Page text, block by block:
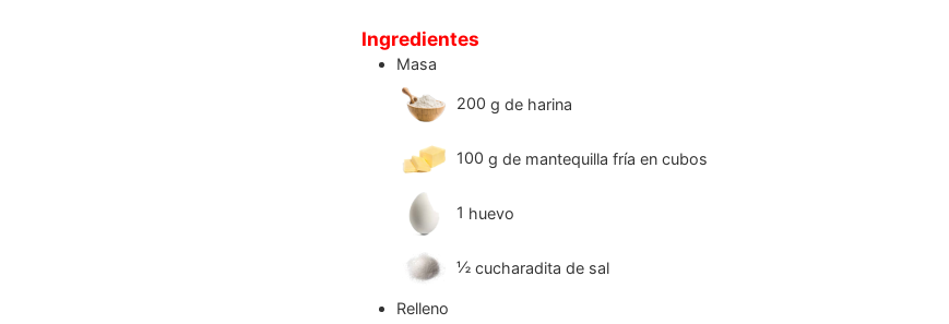
Ingredientes
Masa
200 g de harina
100 g de mantequilla fría en cubos
1 huevo
½ cucharadita de sal
Relleno